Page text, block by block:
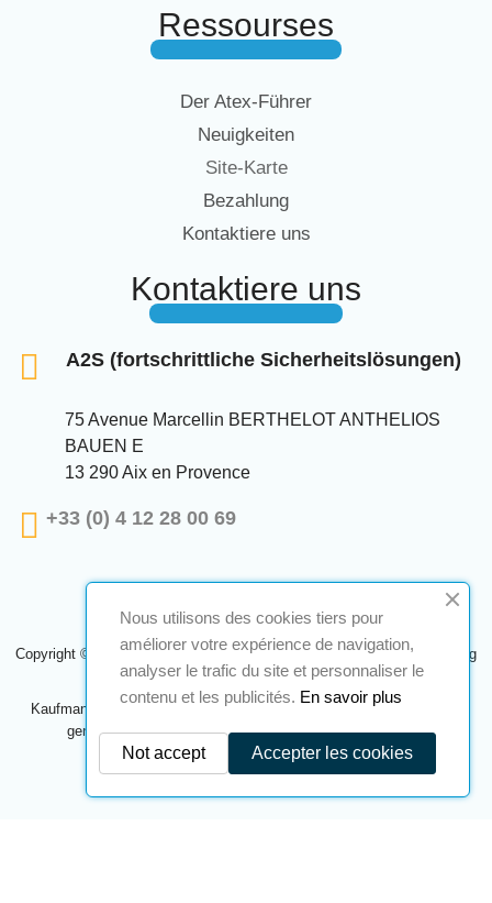
Ressourses
Der Atex-Führer
Neuigkeiten
Site-Karte
Bezahlung
Kontaktiere uns
Kontaktiere uns
A2S (fortschrittliche Sicherheitslösungen)
75 Avenue Marcellin BERTHELOT ANTHELIOS
BAUEN E
13 290 Aix en Provence
+33 (0) 4 12 28 00 69
Copyright © 2024 A2S ATEX. Alle Rechte vorbehalten. Eine Realisierung
Navilog
Kaufmann, der von der offensichtlichen Meinung des Unternehmens
genehmigt wurde,Klicken Sie hier, um es zu überprüfen.
Nous utilisons des cookies tiers pour
améliorer votre expérience de navigation,
analyser le trafic du site et personnaliser le
contenu et les publicités. En savoir plus
Accepter les cookies
Not accept